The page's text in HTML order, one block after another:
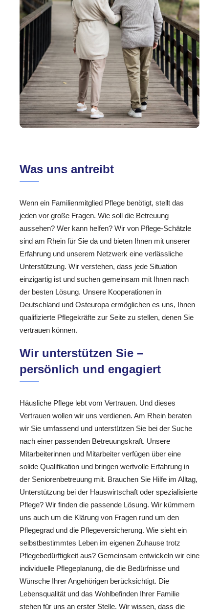
Was uns antreibt
Wenn ein Familienmitglied Pflege benötigt, stellt das
jeden vor große Fragen. Wie soll die Betreuung
aussehen? Wer kann helfen? Wir von Pflege-Schätzle
sind am Rhein für Sie da und bieten Ihnen mit unserer
Erfahrung und unserem Netzwerk eine verlässliche
Unterstützung. Wir verstehen, dass jede Situation
einzigartig ist und suchen gemeinsam mit Ihnen nach
der besten Lösung. Unsere Kooperationen in
Deutschland und Osteuropa ermöglichen es uns, Ihnen
qualifizierte Pflegekräfte zur Seite zu stellen, denen Sie
vertrauen können.
Wir unterstützen Sie –
persönlich und engagiert
Häusliche Pflege lebt vom Vertrauen. Und dieses
Vertrauen wollen wir uns verdienen. Am Rhein beraten
wir Sie umfassend und unterstützen Sie bei der Suche
nach einer passenden Betreuungskraft. Unsere
Mitarbeiterinnen und Mitarbeiter verfügen über eine
solide Qualifikation und bringen wertvolle Erfahrung in
der Seniorenbetreuung mit. Brauchen Sie Hilfe im Alltag,
Unterstützung bei der Hauswirtschaft oder spezialisierte
Pflege? Wir finden die passende Lösung. Wir kümmern
uns auch um die Klärung von Fragen rund um den
Pflegegrad und die Pflegeversicherung. Wie sieht ein
selbstbestimmtes Leben im eigenen Zuhause trotz
Pflegebedürftigkeit aus? Gemeinsam entwickeln wir eine
individuelle Pflegeplanung, die die Bedürfnisse und
Wünsche Ihrer Angehörigen berücksichtigt. Die
Lebensqualität und das Wohlbefinden Ihrer Familie
stehen für uns an erster Stelle. Wir wissen, dass die